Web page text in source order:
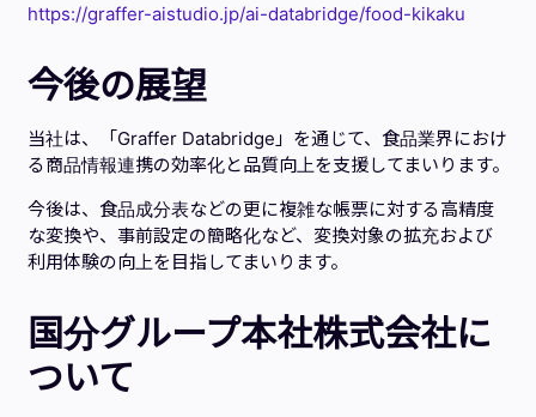
https://graffer-aistudio.jp/ai-databridge/food-kikaku
今後の展望
当社は、「Graffer Databridge」を通じて、食品業界におけ
る商品情報連携の効率化と品質向上を支援してまいります。
今後は、食品成分表などの更に複雑な帳票に対する高精度
な変換や、事前設定の簡略化など、変換対象の拡充および
利用体験の向上を目指してまいります。
国分グループ本社株式会社に
ついて